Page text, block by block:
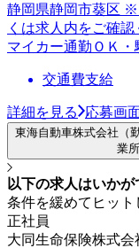
静岡県静岡市葵区 ※
くは求人内をご確認
マイカー通勤ＯＫ・
交通費支給
詳細を見る 応募画
東海自動車株式会社（
業
以下の求人はいかが
条件を緩めてヒッ
正社員
大同生命保険株式会